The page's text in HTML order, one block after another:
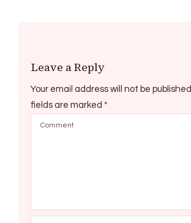
Leave a Reply
Your email address will not be published.
fields are marked *